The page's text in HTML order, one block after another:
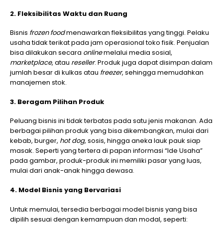
2. Fleksibilitas Waktu dan Ruang
Bisnis frozen foodmenawarkan fleksibilitas yang tinggi. Pelaku
usaha tidak terikat pada jam operasional toko fisik. Penjualan
bisa dilakukan secara onlinemelalui media sosial,
marketplace, atau reseller. Produk juga dapat disimpan dalam
jumlah besar di kulkas atau freezer, sehingga memudahkan
manajemen stok.
3. Beragam Pilihan Produk
Peluang bisnis ini tidak terbatas pada satu jenis makanan. Ada
berbagai pilihan produk yang bisa dikembangkan, mulai dari
kebab, burger, hot dog, sosis, hingga aneka lauk pauk siap
masak. Seperti yang tertera di papan informasi “Ide Usaha”
pada gambar, produk-produk ini memiliki pasar yang luas,
mulai dari anak-anak hingga dewasa.
4. Model Bisnis yang Bervariasi
Untuk memulai, tersedia berbagai model bisnis yang bisa
dipilih sesuai dengan kemampuan dan modal, seperti: